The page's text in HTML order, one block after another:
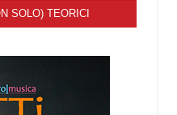
SOLO) TEORICI